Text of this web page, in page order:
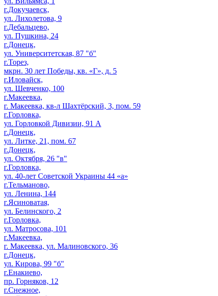
г.Докучаевск,
ул. Лихолетова, 9
г.Дебальцево,
ул. Пушкина, 24
г.Донецк,
ул. Университетская, 87 "б"
г.Торез,
мкрн. 30 лет Победы, кв. «Г», д. 5
г.Иловайск,
ул. Шевченко, 100
г.Макеевка,
г. Макеевка, кв-л Шахтёрский, 3, пом. 59
г.Горловка,
ул. Горловкой Дивизии, 91 А
г.Донецк,
ул. Литке, 21, пом. 67
г.Донецк,
ул. Октября, 26 "в"
г.Горловка,
ул. 40-лет Советской Украины 44 «а»
г.Тельманово,
ул. Ленина, 144
г.Ясиноватая,
ул. Белинского, 2
г.Горловка,
ул. Матросова, 101
г.Макеевка,
г. Макеевка, ул. Малиновского, 36
г.Донецк,
ул. Кирова, 99 "б"
г.Енакиево,
пр. Горняков, 12
г.Снежное,